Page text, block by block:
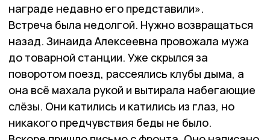
награде недавно его представили».
Встреча была недолгой. Нужно возвращаться
назад. Зинаида Алексеевна провожала мужа
до товарной станции. Уже скрылся за
поворотом поезд, рассеялись клубы дыма, а
она всё махала рукой и вытирала набегающие
слёзы. Они катились и катились из глаз, но
никакого предчувствия беды не было.